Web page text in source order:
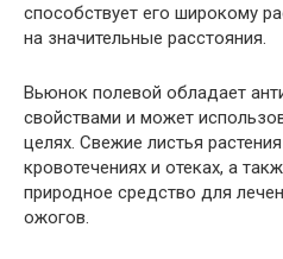
способствует его широкому
на значительные расстояния.
Вьюнок полевой обладает
свойствами и может
целях. Свежие листья
кровотечениях и отеках, а
природное средство для
ожогов.